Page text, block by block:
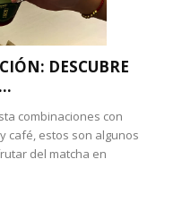
DESCUBRE
combinaciones con
café, estos son algunos
del matcha en